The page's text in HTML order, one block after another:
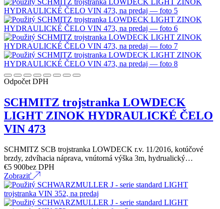
Odpočet DPH
SCHMITZ trojstranka LOWDECK
LIGHT ZINOK HYDRAULICKÉ ČELO
VIN 473
SCHMITZ SCB trojstranka LOWDECK r.v. 11/2016, kotúčové
brzdy, zdvíhacia náprava, vnútorná výška 3m, hydrualický…
€5 900bez DPH
Zobraziť